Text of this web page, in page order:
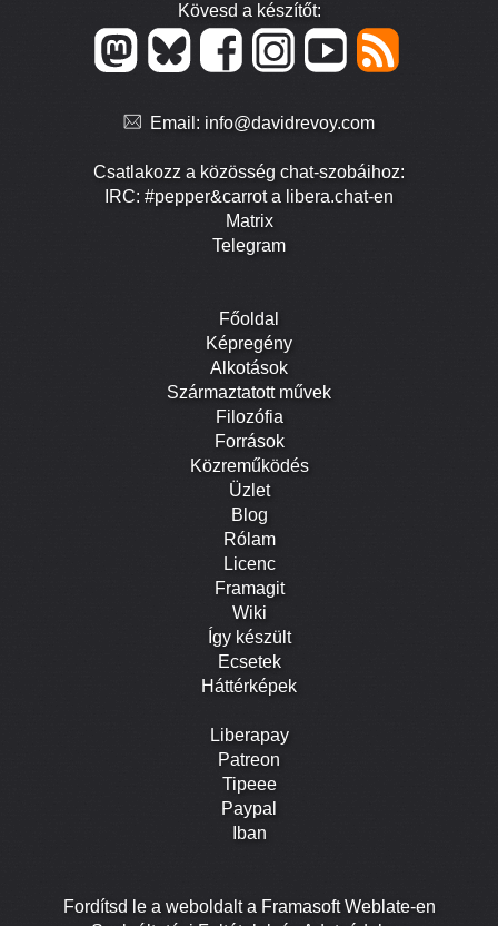
Kövesd a készítőt:
Email: info@davidrevoy.com
Csatlakozz a közösség chat-szobáihoz:
IRC: #pepper&carrot a libera.chat-en
Matrix
Telegram
Főoldal
Képregény
Alkotások
Származtatott művek
Filozófia
Források
Közreműködés
Üzlet
Blog
Rólam
Licenc
Framagit
Wiki
Így készült
Ecsetek
Háttérképek
Liberapay
Patreon
Tipeee
Paypal
Iban
Fordítsd le a weboldalt a Framasoft Weblate-en